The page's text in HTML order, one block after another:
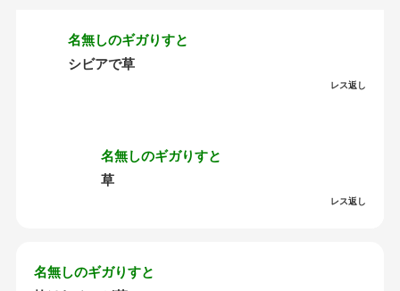
名無しのギガりすと
シビアで草
レス返し
名無しのギガりすと
草
レス返し
名無しのギガりすと